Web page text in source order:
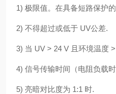
1) 极限值。在具备短路保护
2) 不得超过或低于 UV公差.
3) 当 UV > 24 V 且环境温度
4) 信号传输时间（电阻负载
5) 亮暗对比度为 1:1 时.